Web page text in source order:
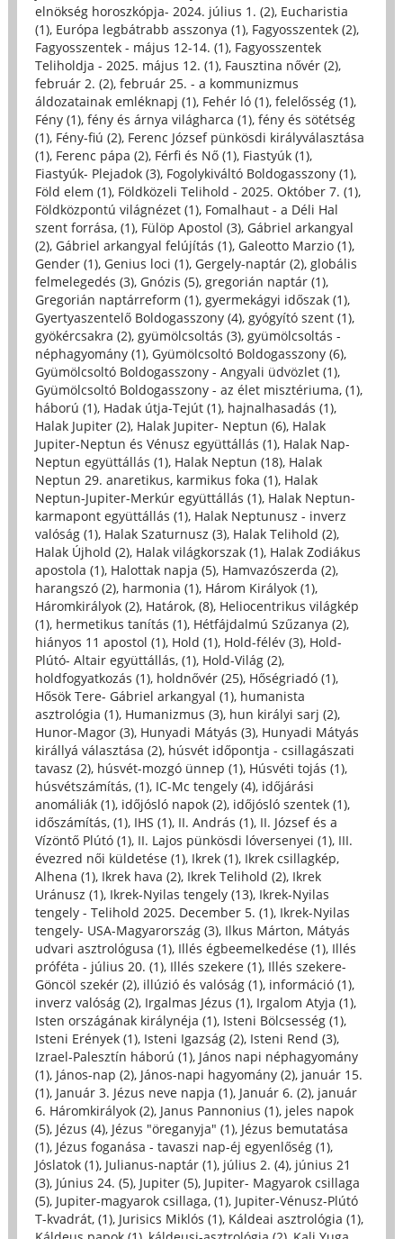
elnökség horoszkópja- 2024. július 1. (2), Eucharistia
(1), Európa legbátrabb asszonya (1), Fagyosszentek (2),
Fagyosszentek - május 12-14. (1), Fagyosszentek
Teliholdja - 2025. május 12. (1), Fausztina nővér (2),
február 2. (2), február 25. - a kommunizmus
áldozatainak emléknapj (1), Fehér ló (1), felelősség (1),
Fény (1), fény és árnya világharca (1), fény és sötétség
(1), Fény-fiú (2), Ferenc József pünkösdi királyválasztása
(1), Ferenc pápa (2), Férfi és Nő (1), Fiastyúk (1),
Fiastyúk- Plejadok (3), Fogolykiváltó Boldogasszony (1),
Föld elem (1), Földközeli Telihold - 2025. Október 7. (1),
Földközpontú világnézet (1), Fomalhaut - a Déli Hal
szent forrása, (1), Fülöp Apostol (3), Gábriel arkangyal
(2), Gábriel arkangyal felújítás (1), Galeotto Marzio (1),
Gender (1), Genius loci (1), Gergely-naptár (2), globális
felmelegedés (3), Gnózis (5), gregorián naptár (1),
Gregorián naptárreform (1), gyermekágyi időszak (1),
Gyertyaszentelő Boldogasszony (4), gyógyító szent (1),
gyökércsakra (2), gyümölcsoltás (3), gyümölcsoltás -
néphagyomány (1), Gyümölcsoltó Boldogasszony (6),
Gyümölcsoltó Boldogasszony - Angyali üdvözlet (1),
Gyümölcsoltó Boldogasszony - az élet misztériuma, (1),
háború (1), Hadak útja-Tejút (1), hajnalhasadás (1),
Halak Jupiter (2), Halak Jupiter- Neptun (6), Halak
Jupiter-Neptun és Vénusz együttállás (1), Halak Nap-
Neptun együttállás (1), Halak Neptun (18), Halak
Neptun 29. anaretikus, karmikus foka (1), Halak
Neptun-Jupiter-Merkúr együttállás (1), Halak Neptun-
karmapont együttállás (1), Halak Neptunusz - inverz
valóság (1), Halak Szaturnusz (3), Halak Telihold (2),
Halak Újhold (2), Halak világkorszak (1), Halak Zodiákus
apostola (1), Halottak napja (5), Hamvazószerda (2),
harangszó (2), harmonia (1), Három Királyok (1),
Háromkirályok (2), Határok, (8), Heliocentrikus világkép
(1), hermetikus tanítás (1), Hétfájdalmú Szűzanya (2),
hiányos 11 apostol (1), Hold (1), Hold-félév (3), Hold-
Plútó- Altair együttállás, (1), Hold-Világ (2),
holdfogyatkozás (1), holdnővér (25), Hőségriadó (1),
Hősök Tere- Gábriel arkangyal (1), humanista
asztrológia (1), Humanizmus (3), hun királyi sarj (2),
Hunor-Magor (3), Hunyadi Mátyás (3), Hunyadi Mátyás
királlyá választása (2), húsvét időpontja - csillagászati
tavasz (2), húsvét-mozgó ünnep (1), Húsvéti tojás (1),
húsvétszámítás, (1), IC-Mc tengely (4), időjárási
anomáliák (1), időjósló napok (2), időjósló szentek (1),
időszámítás, (1), IHS (1), II. András (1), II. József és a
Vízöntő Plútó (1), II. Lajos pünkösdi lóversenyei (1), III.
évezred női küldetése (1), Ikrek (1), Ikrek csillagkép,
Alhena (1), Ikrek hava (2), Ikrek Telihold (2), Ikrek
Uránusz (1), Ikrek-Nyilas tengely (13), Ikrek-Nyilas
tengely - Telihold 2025. December 5. (1), Ikrek-Nyilas
tengely- USA-Magyarország (3), Ilkus Márton, Mátyás
udvari asztrológusa (1), Illés égbeemelkedése (1), Illés
próféta - július 20. (1), Illés szekere (1), Illés szekere-
Göncöl szekér (2), illúzió és valóság (1), információ (1),
inverz valóság (2), Irgalmas Jézus (1), Irgalom Atyja (1),
Isten országának királynéja (1), Isteni Bölcsesség (1),
Isteni Erények (1), Isteni Igazság (2), Isteni Rend (3),
Izrael-Palesztín háború (1), János napi néphagyomány
(1), János-nap (2), János-napi hagyomány (2), január 15.
(1), Január 3. Jézus neve napja (1), Január 6. (2), január
6. Háromkirályok (2), Janus Pannonius (1), jeles napok
(5), Jézus (4), Jézus "öreganyja" (1), Jézus bemutatása
(1), Jézus foganása - tavaszi nap-éj egyenlőség (1),
Jóslatok (1), Julianus-naptár (1), július 2. (4), június 21
(3), Június 24. (5), Jupiter (5), Jupiter- Magyarok csillaga
(5), Jupiter-magyarok csillaga, (1), Jupiter-Vénusz-Plútó
T-kvadrát, (1), Jurisics Miklós (1), Káldeai asztrológia (1),